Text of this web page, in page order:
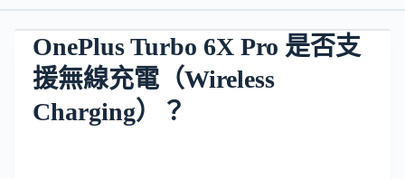
OnePlus Turbo 6X Pro 是否支
援無線充電（Wireless
Charging）？